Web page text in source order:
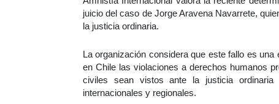
juicio del caso de Jorge Aravena Navarrete,
la justicia ordinaria.
La organización considera que este fallo es
en Chile las violaciones a derechos humanos
civiles sean vistos ante la justicia
internacionales y regionales.